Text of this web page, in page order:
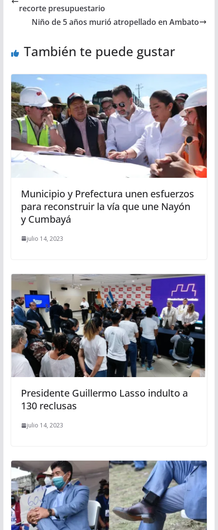
recorte presupuestario
Niño de 5 años murió atropellado en Ambato
También te puede gustar
Municipio y Prefectura unen esfuerzos
para reconstruir la vía que une Nayón
y Cumbayá
julio 14, 2023
Presidente Guillermo Lasso indulto a
130 reclusas
julio 14, 2023